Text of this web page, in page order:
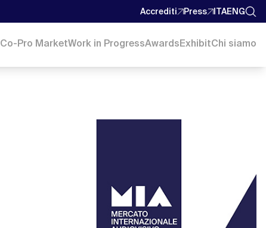
Accrediti Press ITAENG
Co-Pro MarketWork in ProgressAwardsExhibitChi siamo